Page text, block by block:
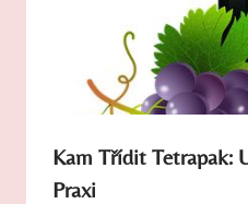
Kam Třídit Tetrapak:
Praxi